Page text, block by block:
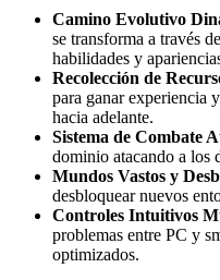
Camino Evolutivo
se transforma a través
habilidades y
Recolección de
para ganar experiencia
hacia adelante.
Sistema de Combate
dominio atacando a los
Mundos Vastos y
desbloquear nuevos
Controles Intuitivos
problemas entre PC y
optimizados.